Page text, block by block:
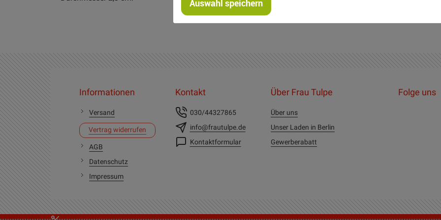
Auswahl speichern
Informationen
Versand
Vertrag widerrufen
AGB
Datenschutz
Impressum
Kontakt
030/44327865
info@frautulpe.de
Kontaktformular
Über Frau Tulpe
Über uns
Unser Laden in Berlin
Gewerberabatt
Folge uns